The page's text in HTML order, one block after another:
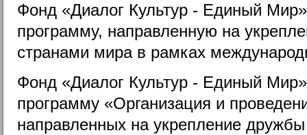
Фонд «Диалог Культур - Единый
программу, направленную на
странами мира в рамках
Фонд «Диалог Культур - Единый Мир»
программу «Организация и
направленных на укрепление